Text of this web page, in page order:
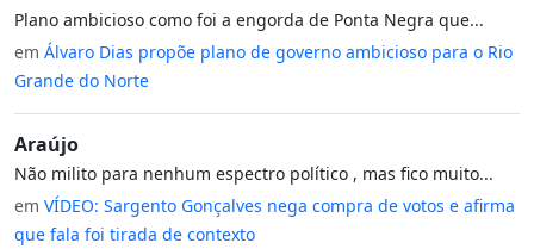
Plano ambicioso como foi a engorda de Ponta Negra que...
em Álvaro Dias propõe plano de governo ambicioso para o Rio
Grande do Norte
Araújo
Não milito para nenhum espectro político , mas fico muito...
em VÍDEO: Sargento Gonçalves nega compra de votos e afirma
que fala foi tirada de contexto